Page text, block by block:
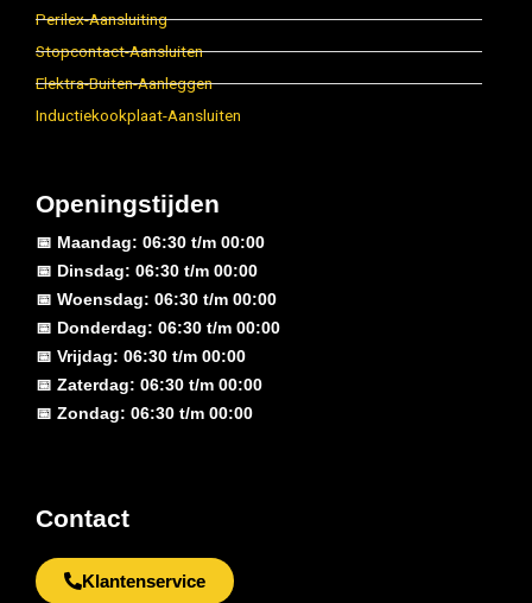
Perilex-Aansluiting
Stopcontact-Aansluiten
Elektra-Buiten-Aanleggen
Inductiekookplaat-Aansluiten
Openingstijden
📅 Maandag: 06:30 t/m 00:00
📅 Dinsdag: 06:30 t/m 00:00
📅 Woensdag: 06:30 t/m 00:00
📅 Donderdag: 06:30 t/m 00:00
📅 Vrijdag: 06:30 t/m 00:00
📅 Zaterdag: 06:30 t/m 00:00
📅 Zondag: 06:30 t/m 00:00
Contact
Klantenservice